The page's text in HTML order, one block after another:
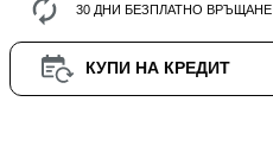
30 ДНИ БЕЗПЛАТНО ВРЪЩАНЕ
КУПИ НА КРЕДИТ